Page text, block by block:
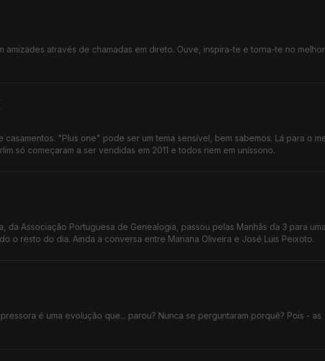
amizades através de chamadas em direto. Ouve, inspira-te e torna-te no melhor
"Plus one" pode ser um tema sensível, bem sabemos. Lá para o
só começaram a ser vendidas em 2011 e todos riem em uníssono.
da Associação Portuguesa de Genealogia, passou pelas Manhãs da 3 para uma
o resto do dia. Ainda a conversa entre Mariana Oliveira e José Luis Peixoto.
é uma evolução que... parou? Nunca se perguntaram porquê? Pois - as